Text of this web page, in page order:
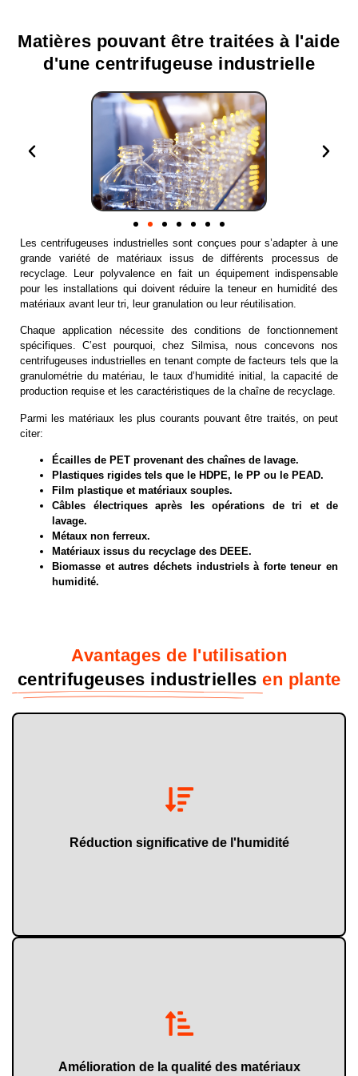
Matières pouvant être traitées à l'aide
d'une centrifugeuse industrielle
Les centrifugeuses industrielles sont conçues pour s’adapter à une
grande variété de matériaux issus de différents processus de
recyclage. Leur polyvalence en fait un équipement indispensable
pour les installations qui doivent réduire la teneur en humidité des
matériaux avant leur tri, leur granulation ou leur réutilisation.
Chaque application nécessite des conditions de fonctionnement
spécifiques. C’est pourquoi, chez Silmisa, nous concevons nos
centrifugeuses industrielles en tenant compte de facteurs tels que la
granulométrie du matériau, le taux d’humidité initial, la capacité de
production requise et les caractéristiques de la chaîne de recyclage.
Parmi les matériaux les plus courants pouvant être traités, on peut
citer:
Écailles de PET provenant des chaînes de lavage.
Plastiques rigides tels que le HDPE, le PP ou le PEAD.
Film plastique et matériaux souples.
Câbles électriques après les opérations de tri et de
lavage.
Métaux non ferreux.
Matériaux issus du recyclage des DEEE.
Biomasse et autres déchets industriels à forte teneur en
humidité.
Avantages de l'utilisation
centrifugeuses industrielles en plante
Réduction significative de l'humidité
Il permet d'atteindre des niveaux de séchage optimaux
réduisant ainsi la consommation d'énergie.
Amélioration de la qualité des matériaux
Un matériau correctement déshydraté facilite les
le compactage.